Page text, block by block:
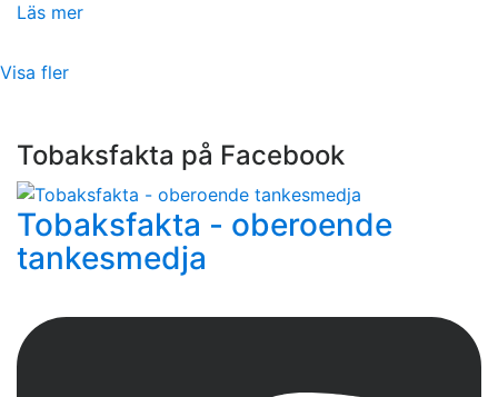
Läs mer
Visa fler
Tobaksfakta på Facebook
Tobaksfakta - oberoende
tankesmedja